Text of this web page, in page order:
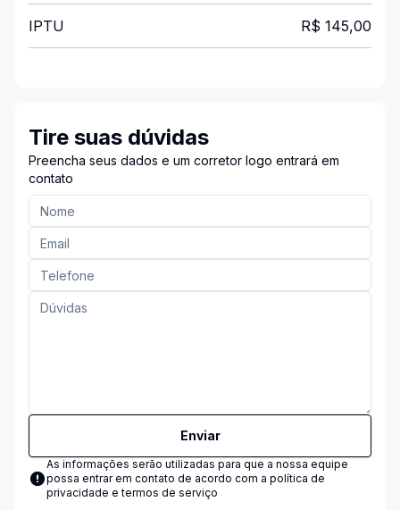
IPTU R$ 145,00
Tire suas dúvidas
Preencha seus dados e um corretor logo entrará em
contato
Enviar
As informações serão utilizadas para que a nossa equipe
possa entrar em contato de acordo com a política de
privacidade e termos de serviço